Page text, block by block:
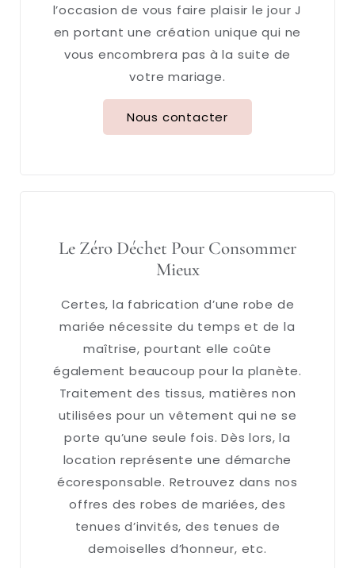
l’occasion de vous faire plaisir le jour J
en portant une création unique qui ne
vous encombrera pas à la suite de
votre mariage.
Nous contacter
Le Zéro Déchet Pour Consommer
Mieux
Certes, la fabrication d’une robe de
mariée nécessite du temps et de la
maîtrise, pourtant elle coûte
également beaucoup pour la planète.
Traitement des tissus, matières non
utilisées pour un vêtement qui ne se
porte qu’une seule fois. Dès lors, la
location représente une démarche
écoresponsable. Retrouvez dans nos
offres des robes de mariées, des
tenues d’invités, des tenues de
demoiselles d’honneur, etc.